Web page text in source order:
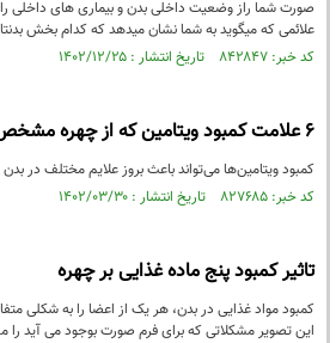
صورت شما راز وضعیت داخلی بدن و بیماری های داخلی را
علائمی که میگوید به شما نشان میدهد که کدام بخش
کد خبر: ۸۴۲۸۴۷ تاریخ انتشار : ۱۴۰۲/۱۲/۲۵
۶ علامت کمبود ویتامین که از چهره مشخص می‌شود
کمبود ویتامین‌ها می‌تواند باعث بروز علایم مختلف در
کد خبر: ۸۲۷۶۸۵ تاریخ انتشار : ۱۴۰۲/۰۳/۳۰
تاثیر کمبود پنج ماده غذایی بر چهره
کمبود مواد غذایی در بدن، هر یک از اعضا را به شکلی
این تصویر مشکلاتی که برای فرم صورت بوجود می آید را